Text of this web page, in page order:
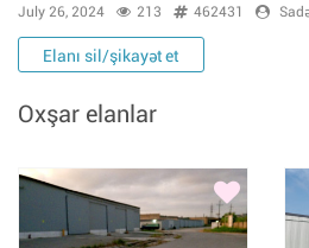
July 26, 2024 213 462431
Elanı sil/şikayət et
Oxşar elanlar